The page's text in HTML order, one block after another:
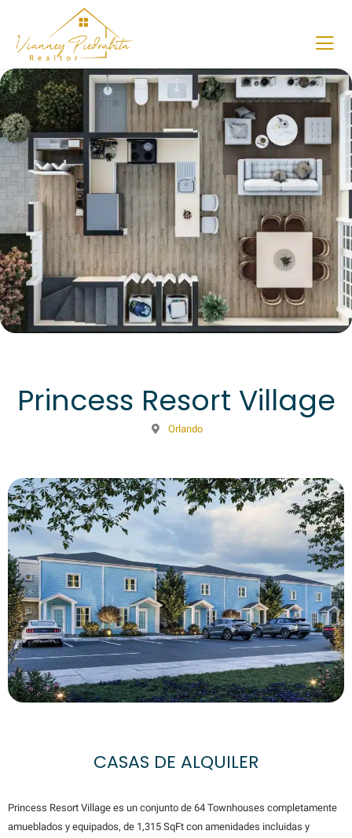
Princess Resort Village
Orlando
CASAS DE ALQUILER
Princess Resort Village es un conjunto de 64 Townhouses completamente
amueblados y equipados, de 1,315 SqFt con amenidades incluidas y